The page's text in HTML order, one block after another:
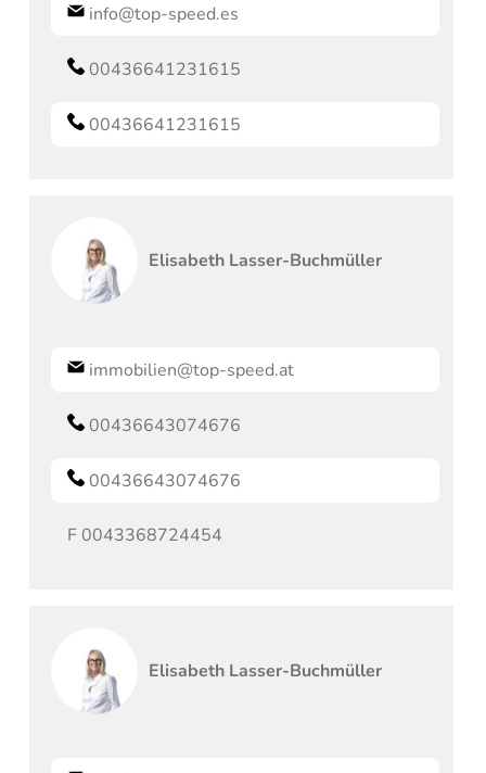
info@top-speed.es
00436641231615
00436641231615
Elisabeth Lasser-Buchmüller
immobilien@top-speed.at
00436643074676
00436643074676
F 0043368724454
Elisabeth Lasser-Buchmüller